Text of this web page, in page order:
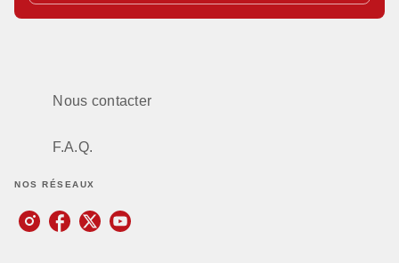
Nous contacter
F.A.Q.
NOS RÉSEAUX